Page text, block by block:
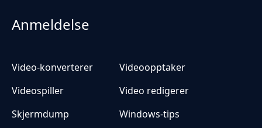
Anmeldelse
Video-konverterer
Videoopptaker
Videospiller
Video redigerer
Skjermdump
Windows-tips